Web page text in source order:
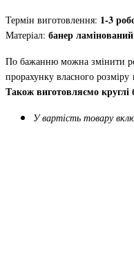
Термін виготовлення: 1-3
Матеріал: банер ламінований
По бажанню можна змінити
прорахунку власного
Також виготовляємо круглі
У вартість товару